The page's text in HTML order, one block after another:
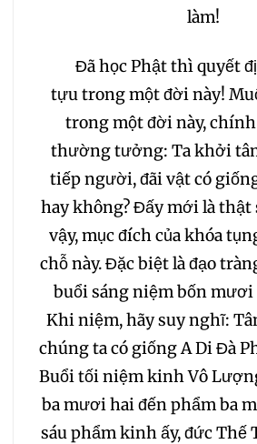
làm!
Đã học Phật thì quyết
tựu trong một đời này!
trong một đời này,
thường tưởng: Ta khởi
tiếp người, đãi vật có
hay không? Đấy mới là thật
vậy, mục đích của khóa
chỗ này. Đặc biệt là đạo
buổi sáng niệm bốn
Khi niệm, hãy suy nghĩ:
chúng ta có giống A Di Đà
Buổi tối niệm kinh Vô
ba mươi hai đến phẩm ba
sáu phẩm kinh ấy, đức Thế